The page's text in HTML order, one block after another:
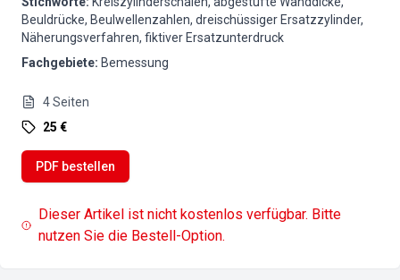
Beuldrücke, Beulwellenzahlen, dreischüssiger Ersatzzylinder,
Näherungsverfahren, fiktiver Ersatzunterdruck
Fachgebiete: Bemessung
4Seiten
25 €
PDF bestellen
Dieser Artikel ist nicht kostenlos verfügbar. Bitte
nutzen Sie die Bestell-Option.